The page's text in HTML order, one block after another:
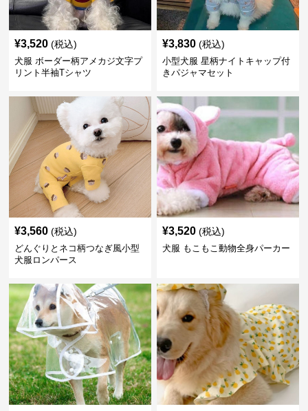
¥3,520 (税込)
犬服 ボーダー柄アメカジ文字プ
リント半袖Tシャツ
¥3,830 (税込)
小型犬服 星柄ナイトキャップ付
きパジャマセット
¥3,560 (税込)
どんぐりとネコ柄つなぎ風小型
犬服ロンパース
¥3,520 (税込)
犬服 もこもこ動物全身パーカー